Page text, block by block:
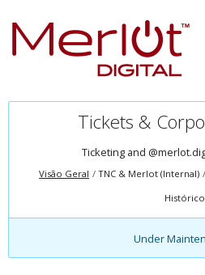
Tickets &
Ticketing and
Visão Geral TNC & Merlot (Internal)
Histórico
Under